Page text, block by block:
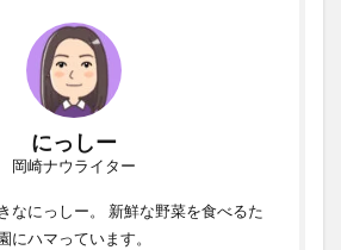
にっしー
岡崎ナウライター
なにっしー。 新鮮な野菜を食べるた
にハマっています。